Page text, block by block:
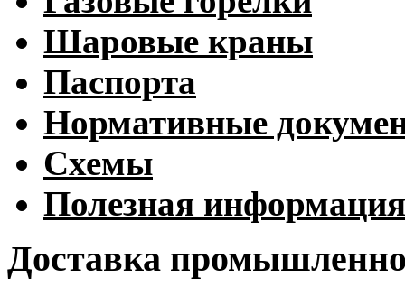
Шаровые краны
Паспорта
Нормативные
Схемы
Полезная информация
Доставка